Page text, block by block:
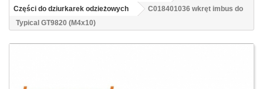
Części do dziurkarek odzieżowych
C018401036 wkręt imbus do
Typical GT9820 (M4x10)